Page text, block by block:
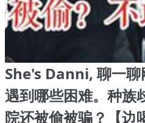
She's Danni, 聊一聊
遇到哪些困难。种族
院还被偷被骗？【边